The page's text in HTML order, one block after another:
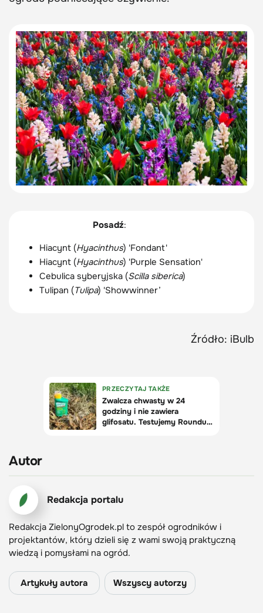
Posadź:
Hiacynt (Hyacinthus) 'Fondant'
Hiacynt (Hyacinthus) 'Purple Sensation'
Cebulica syberyjska (Scilla siberica)
Tulipan (Tulipa) 'Showwinner’
Źródło: iBulb
Autor
Redakcja portalu
Redakcja ZielonyOgrodek.pl to zespół ogrodników i
projektantów, który dzieli się z wami swoją praktyczną
wiedzą i pomysłami na ogród.
Artykuły autora Wszyscy autorzy